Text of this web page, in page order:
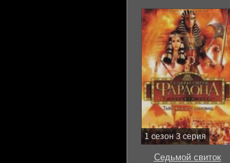
1 сезон 3 серия
Седьмой свиток